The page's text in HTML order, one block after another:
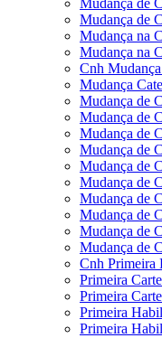
Mudança de
Mudança de
Mudança na
Mudança na
Cnh
Mudança
Mudança de
Mudança de
Mudança de
Mudança de
Mudança de
Mudança de
Mudança de
Mudança de
Mudança de
Mudança de
Cnh Primeira
Primeira
Primeira
Primeira
Primeira